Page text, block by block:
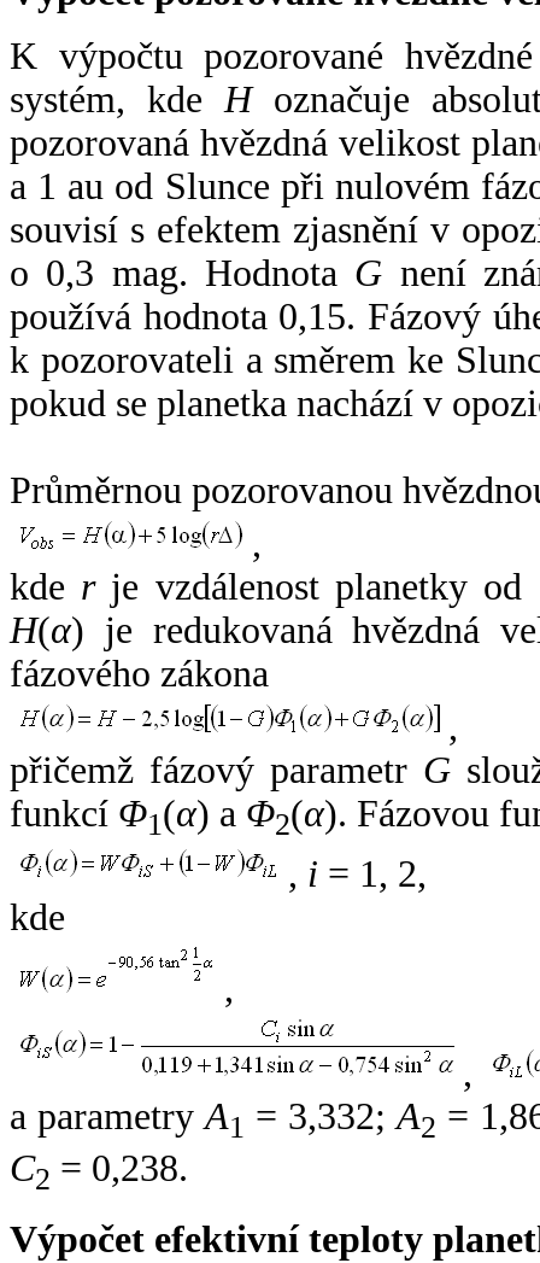
K výpočtu pozorované
systém, kde Hoznačuje
pozorovaná hvězdná velikost
a 1 au od Slunce při nulovém
souvisí s efektem zjasnění v
o 0,3 mag. Hodnota G není
používá hodnota 0,15. Fázový
k pozorovateli a směrem ke
pokud se planetka nachází v
Průměrnou pozorovanou
,
kde rje vzdálenost planetky od
H(α) je redukovaná hvězdná
fázového zákona
,
přičemž fázový parametr G
funkcí Φ1(α) a Φ2(α). Fázovou
, i = 1, 2,
kde
,
,
a parametryA1 = 3,332;A2 =
C2 = 0,238.
Výpočet efektivní teploty